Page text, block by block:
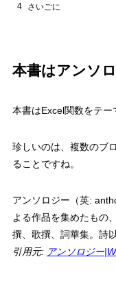
4 さいごに
本書はアンソ
本書はExcel関数をテー
珍しいのは、 複数のブ
ることですね。
アンソロジー（英:
よる作品を集めたもの
撰、歌撰、詞華集。詩
引用元: アンソロジー